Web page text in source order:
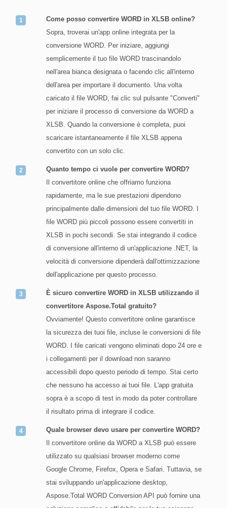
Come posso convertire WORD in XLSB online?
Sopra, troverai un'app online integrata per la
conversione WORD. Per iniziare, aggiungi
semplicemente il tuo file WORD trascinandolo
nell'area bianca designata o facendo clic all'interno
dell'area per importare il documento. Una volta
caricato il file WORD, fai clic sul pulsante "Converti"
per iniziare il processo di conversione da WORD a
XLSB. Quando la conversione è completa, puoi
scaricare istantaneamente il file XLSB appena
convertito con un solo clic.
Quanto tempo ci vuole per convertire WORD?
Il convertitore online che offriamo funziona
rapidamente, ma le sue prestazioni dipendono
principalmente dalle dimensioni del tuo file WORD. I
file WORD più piccoli possono essere convertiti in
XLSB in pochi secondi. Se stai integrando il codice
di conversione all'interno di un'applicazione .NET, la
velocità di conversione dipenderà dall'ottimizzazione
dell'applicazione per questo processo.
È sicuro convertire WORD in XLSB utilizzando il
convertitore Aspose.Total gratuito?
Ovviamente! Questo convertitore online garantisce
la sicurezza dei tuoi file, incluse le conversioni di file
WORD. I file caricati vengono eliminati dopo 24 ore e
i collegamenti per il download non saranno
accessibili dopo questo periodo di tempo. Stai certo
che nessuno ha accesso ai tuoi file. L'app gratuita
sopra è a scopo di test in modo da poter controllare
il risultato prima di integrare il codice.
Quale browser devo usare per convertire WORD?
Il convertitore online da WORD a XLSB può essere
utilizzato su qualsiasi browser moderno come
Google Chrome, Firefox, Opera e Safari. Tuttavia, se
stai sviluppando un'applicazione desktop,
Aspose.Total WORD Conversion API può fornire una